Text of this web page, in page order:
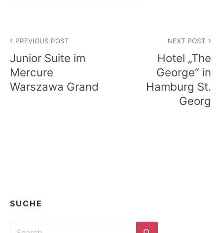
PREVIOUS POST
Junior Suite im
Mercure
Warszawa Grand
NEXT POST
Hotel „The
George“ in
Hamburg St.
Georg
SUCHE
Search